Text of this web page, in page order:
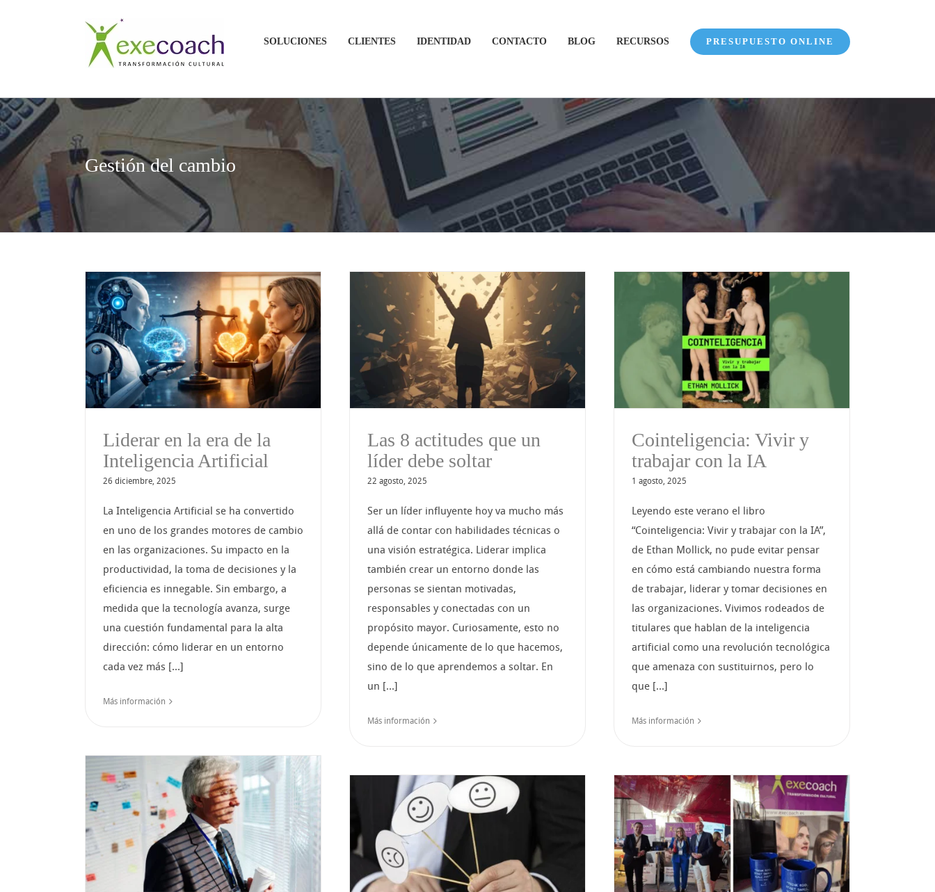
SOLUCIONES CLIENTES IDENTIDAD CONTACTO BLOG RECURSOS PRESUPUESTO ONLINE
Gestión del cambio
Liderar en la era de la
Inteligencia Artificial
26 diciembre, 2025
La Inteligencia Artificial se ha convertido
en uno de los grandes motores de cambio
en las organizaciones. Su impacto en la
productividad, la toma de decisiones y la
eficiencia es innegable. Sin embargo, a
medida que la tecnología avanza, surge
una cuestión fundamental para la alta
dirección: cómo liderar en un entorno
cada vez más [...]
Más información
Las 8 actitudes que un
líder debe soltar
Las 8 actitudes que un
líder debe soltar
22 agosto, 2025
Ser un líder influyente hoy va mucho más
allá de contar con habilidades técnicas o
una visión estratégica. Liderar implica
también crear un entorno donde las
personas se sientan motivadas,
responsables y conectadas con un
propósito mayor. Curiosamente, esto no
depende únicamente de lo que hacemos,
sino de lo que aprendemos a soltar. En
un [...]
Más información
Cointeligencia: Vivir y
trabajar con la IA
Cointeligencia: Vivir y
trabajar con la IA
1 agosto, 2025
Leyendo este verano el libro
“Cointeligencia: Vivir y trabajar con la IA”,
de Ethan Mollick, no pude evitar pensar
en cómo está cambiando nuestra forma
de trabajar, liderar y tomar decisiones en
las organizaciones. Vivimos rodeados de
titulares que hablan de la inteligencia
artificial como una revolución tecnológica
que amenaza con sustituirnos, pero lo
que [...]
Más información
Bienestar Emocional
como Estrategia de
Transformación
Execoach en Talent Day
25: Inspiración, conexión
y liderazgo consciente
para transformar las